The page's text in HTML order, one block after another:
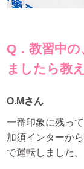
Q．教習中
ましたら教
O.Mさん
一番印象に残っ
加須インターか
で運転しました。